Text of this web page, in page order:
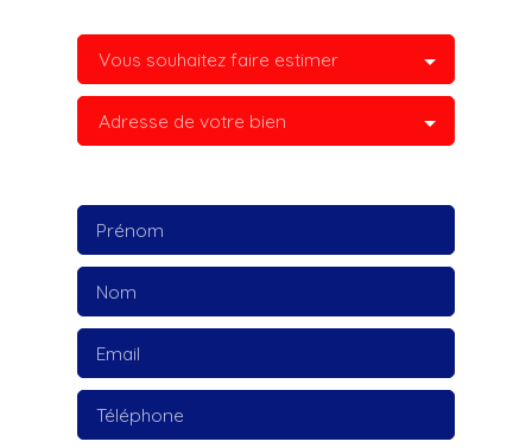
Vous souhaitez faire estimer
Adresse de votre bien
Prénom
Nom
Email
Téléphone